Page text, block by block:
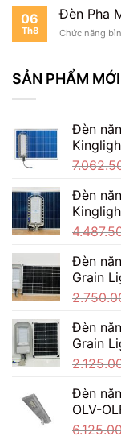
06
Th8
Đèn Pha
Chức năng
SẢN PHẨM MỚI
Đèn
Đèn
Đèn
Grain
Đèn
Grain
Đèn
OLV-